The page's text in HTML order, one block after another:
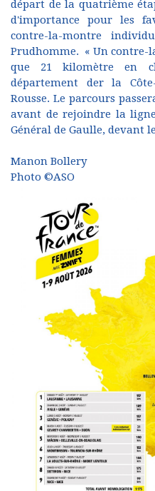
départ de la quatrième
d'importance pour les
contre-la-montre
Prudhomme. « Un
que 21 kilomètre en
département der la
Rousse. Le parcours
avant de rejoindre la
Général de Gaulle, devant
Manon Bollery
Photo ©ASO